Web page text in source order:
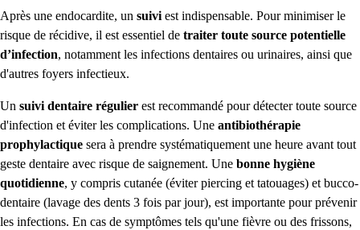
Après une endocardite, un suivi est indispensable. Pour minimiser le
risque de récidive, il est essentiel de traiter toute source potentielle
d’infection, notamment les infections dentaires ou urinaires, ainsi que
d'autres foyers infectieux.
Un suivi dentaire régulier est recommandé pour détecter toute source
d'infection et éviter les complications. Une antibiothérapie
prophylactique sera à prendre systématiquement une heure avant tout
geste dentaire avec risque de saignement. Une bonne hygiène
quotidienne, y compris cutanée (éviter piercing et tatouages) et bucco-
dentaire (lavage des dents 3 fois par jour), est importante pour prévenir
les infections. En cas de symptômes tels qu'une fièvre ou des frissons,